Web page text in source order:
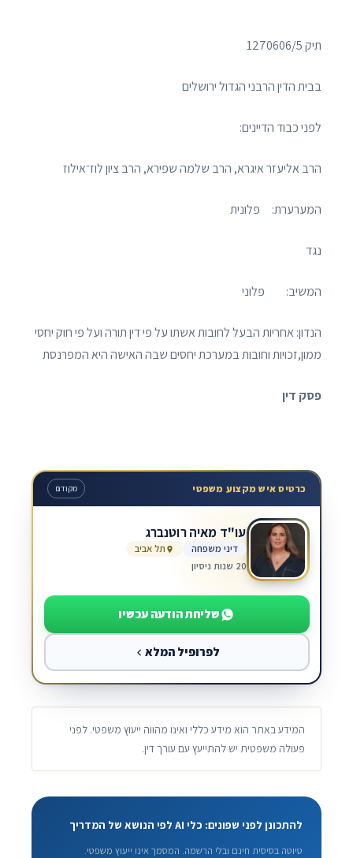
תיק 1270606/5
בבית הדין הרבני הגדול ירושלים
לפני כבוד הדיינים:
הרב אליעזר איגרא, הרב שלמה שפירא, הרב ציון לוז־אילוז
המערערת: פלונית
נגד
המשיב: פלוני
הנדון: אחריות הבעל לחובות אשתו על פי דין תורה ועל פי חוק יחסי
ממון,זכויות וחובות במערכת יחסים שבה האישה היא המפרנסת
פסק דין
כרטיס איש מקצוע משפטי מקודם
עו"ד מאיה רוטנברג
דיני משפחה
תל אביב
20 שנות ניסיון
שליחת הודעה עכשיו
לפרופיל המלא
המידע באתר הוא מידע כללי ואינו מהווה ייעוץ משפטי. לפני
פעולה משפטית יש להתייעץ עם עורך דין.
להתכונן לפני שפונים: כלי AI לפי הנושא של המדריך
טיוטה בסיסית חינם ובלי הרשמה. המסמך אינו ייעוץ משפטי.